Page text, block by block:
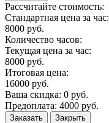
Рассчитайте стоимость:
Стандартная цена за час:
8000 руб.
Количество часов:
Текущая цена за час:
8000 руб.
Итоговая цена:
16000 руб.
Ваша скидка: 0 руб.
Предоплата: 4000 руб.
Заказать Закрыть